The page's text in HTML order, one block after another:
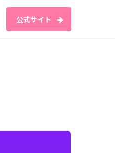
公式サイト